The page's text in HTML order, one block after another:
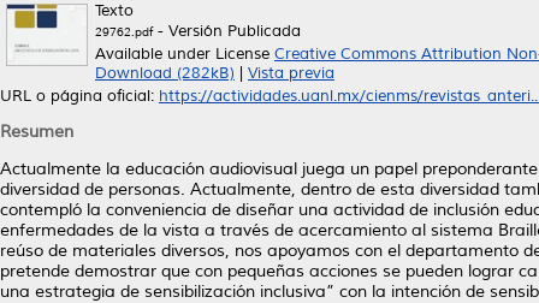
Texto
29762.pdf- Versión Publicada
Available under License Creative Commons Attribution
Download (282kB)
Vista previa
URL o página oficial: https://actividades.uanl.mx/cienms/
Resumen
Actualmente la educación audiovisual juega un papel
diversidad de personas. Actualmente, dentro de esta diversidad
contempló la conveniencia de diseñar una actividad de inclusión
enfermedades de la vista a través de acercamiento al sistema
reúso de materiales diversos, nos apoyamos con el departamento
pretende demostrar que con pequeñas acciones se pueden lograr
una estrategia de sensibilización inclusiva” con la intención de